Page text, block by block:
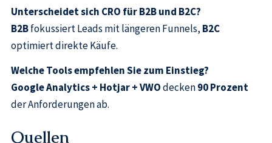
Unterscheidet sich CRO für B2B und B2C?
B2Bfokussiert Leads mit längeren Funnels, B2C
optimiert direkte Käufe.
Welche Tools empfehlen Sie zum Einstieg?
Google Analytics + Hotjar + VWOdecken90 Prozent
der Anforderungen ab.
Quellen